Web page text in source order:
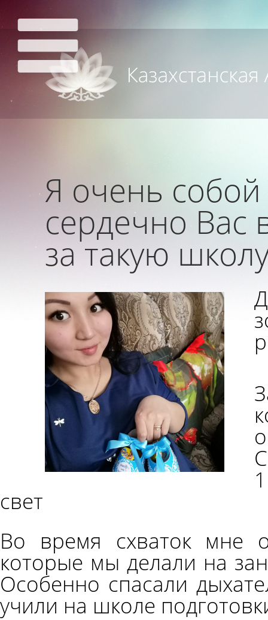
Я очень
сердечно Вас
за такую
свет
Во время схваток мне
которые мы делали на
Особенно спасали
учили на школе